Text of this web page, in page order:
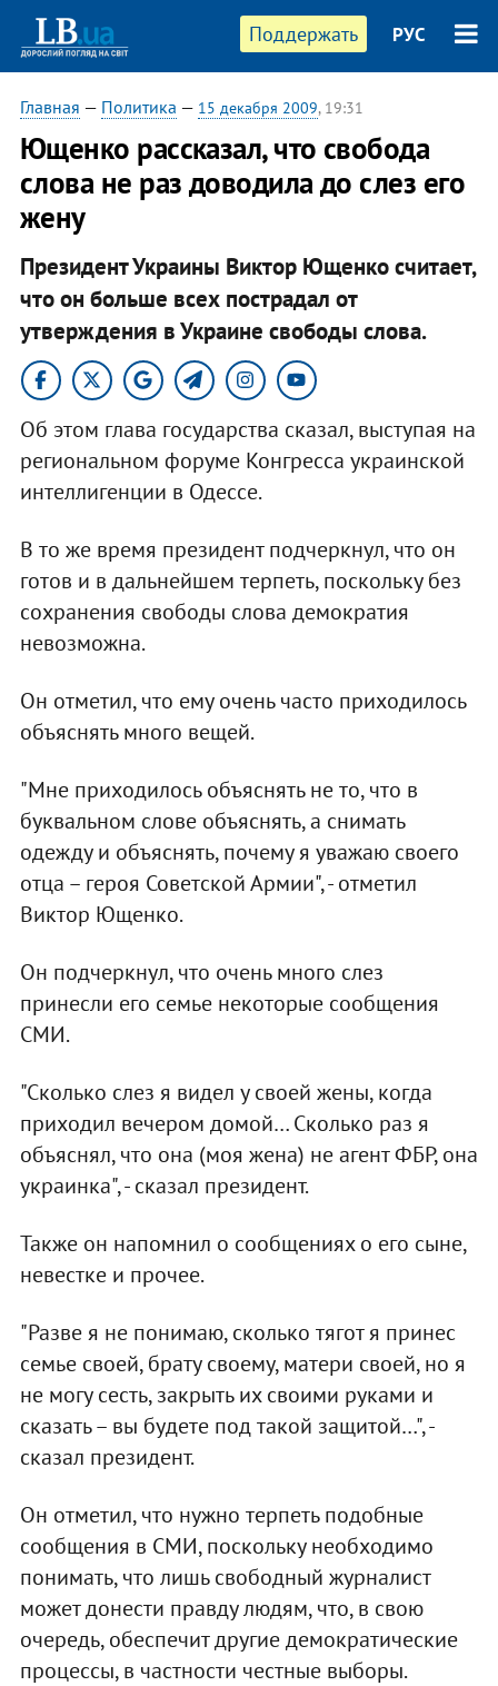
Поддержать РУС
Главная — Политика — 15 декабря 2009, 19:31
Ющенко рассказал, что свобода
слова не раз доводила до слез его
жену
Президент Украины Виктор Ющенко считает,
что он больше всех пострадал от
утверждения в Украине свободы слова.
Об этом глава государства сказал, выступая на
региональном форуме Конгресса украинской
интеллигенции в Одессе.
В то же время президент подчеркнул, что он
готов и в дальнейшем терпеть, поскольку без
сохранения свободы слова демократия
невозможна.
Он отметил, что ему очень часто приходилось
объяснять много вещей.
"Мне приходилось объяснять не то, что в
буквальном слове объяснять, а снимать
одежду и объяснять, почему я уважаю своего
отца – героя Советской Армии", - отметил
Виктор Ющенко.
Он подчеркнул, что очень много слез
принесли его семье некоторые сообщения
СМИ.
"Сколько слез я видел у своей жены, когда
приходил вечером домой… Сколько раз я
объяснял, что она (моя жена) не агент ФБР, она
украинка", - сказал президент.
Также он напомнил о сообщениях о его сыне,
невестке и прочее.
"Разве я не понимаю, сколько тягот я принес
семье своей, брату своему, матери своей, но я
не могу сесть, закрыть их своими руками и
сказать – вы будете под такой защитой…", -
сказал президент.
Он отметил, что нужно терпеть подобные
сообщения в СМИ, поскольку необходимо
понимать, что лишь свободный журналист
может донести правду людям, что, в свою
очередь, обеспечит другие демократические
процессы, в частности честные выборы.